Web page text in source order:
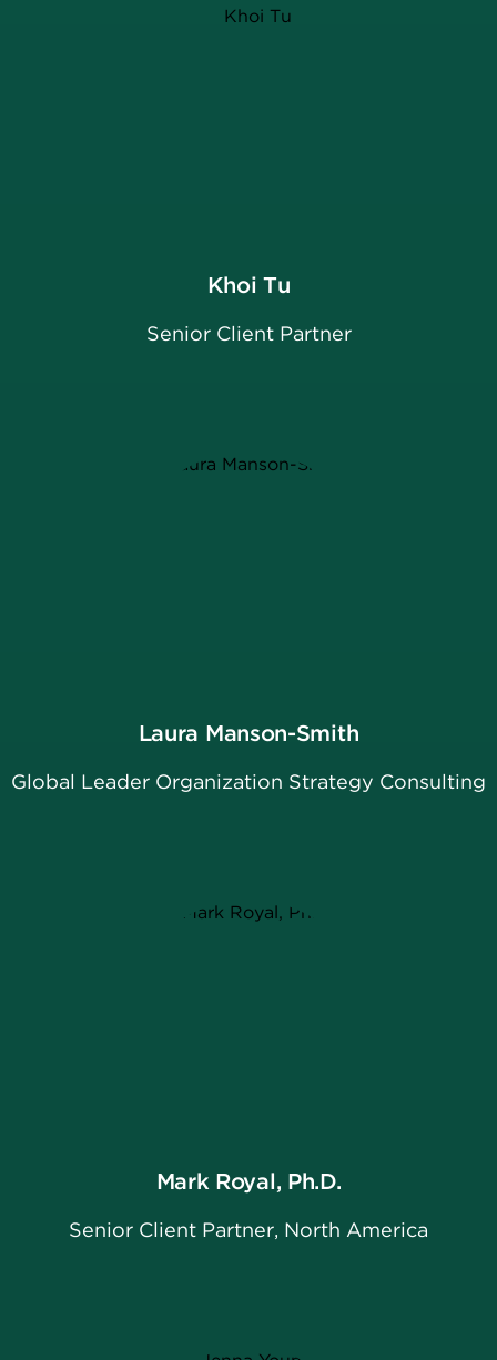
Khoi Tu
Senior Client Partner
Laura Manson-Smith
Global Leader Organization Strategy Consulting
Mark Royal, Ph.D.
Senior Client Partner, North America